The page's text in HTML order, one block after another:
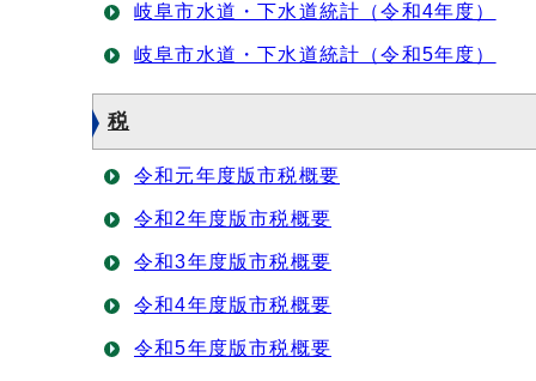
岐阜市水道・下水道統計（令和4年度）
岐阜市水道・下水道統計（令和5年度）
税
令和元年度版市税概要
令和2年度版市税概要
令和3年度版市税概要
令和4年度版市税概要
令和5年度版市税概要